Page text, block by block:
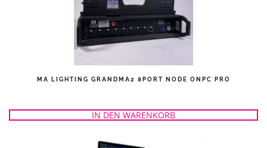
MA LIGHTING GRANDMA2 8PORT NODE ONPC PRO
IN DEN WARENKORB